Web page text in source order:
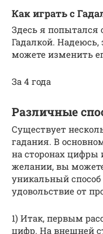
Как играть с
Здесь я попытался
Гадалкой.
можете изменить
За 4 года
Различные
Существует
гадания. В
на сторонах
желании, вы
уникальный способ
удовольствие от
1) Итак, первым
цифр. На внешней